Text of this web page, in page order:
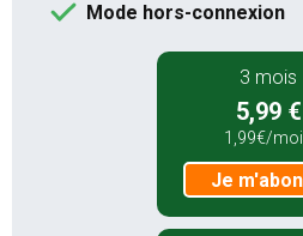
Mode hors-connexion
3 mois
5,99 €
1,99€/
Je
9,99 €
au lieu de
0,83€/
Je